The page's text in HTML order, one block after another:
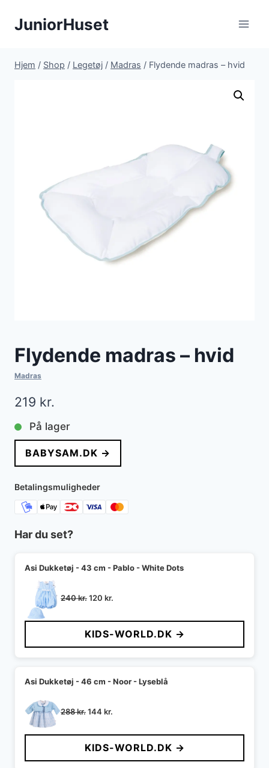
JuniorHuset
Hjem / Shop / Legetøj / Madras / Flydende madras – hvid
Flydende madras – hvid
Madras
219 kr.
På lager
BABYSAM.DK →
Betalingsmuligheder
Har du set?
Asi Dukketøj - 43 cm - Pablo - White Dots
240kr.Den
pris
var:
240 kr..
120 kr.
pris
er:
120 kr..
KIDS-WORLD.DK →
Asi Dukketøj - 46 cm - Noor - Lyseblå
288kr.Den
pris
var:
288 kr..
144 kr.
pris
er:
144 kr..
KIDS-WORLD.DK →